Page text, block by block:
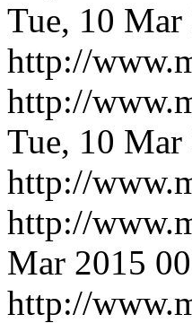
Tue, 10
http://
http://
Tue, 10
http://
http://
Mar 2015
http://